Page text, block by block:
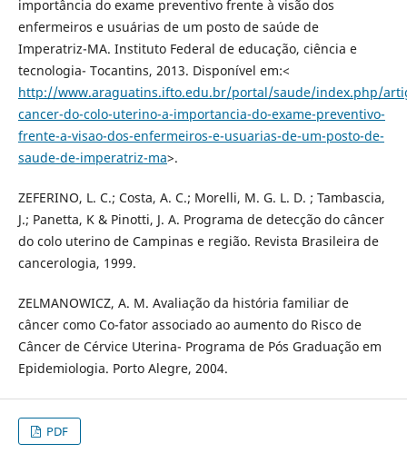
importância do exame preventivo frente à visão dos
enfermeiros e usuárias de um posto de saúde de
Imperatriz-MA. Instituto Federal de educação, ciência e
tecnologia- Tocantins, 2013. Disponível em:<
http://www.araguatins.ifto.edu.br/portal/saude/index.php/
cancer-do-colo-uterino-a-importancia-do-exame-preventivo-
frente-a-visao-dos-enfermeiros-e-usuarias-de-um-posto-de-
saude-de-imperatriz-ma>.
ZEFERINO, L. C.; Costa, A. C.; Morelli, M. G. L. D. ; Tambascia,
J.; Panetta, K & Pinotti, J. A. Programa de detecção do câncer
do colo uterino de Campinas e região. Revista Brasileira de
cancerologia, 1999.
ZELMANOWICZ, A. M. Avaliação da história familiar de
câncer como Co-fator associado ao aumento do Risco de
Câncer de Cérvice Uterina- Programa de Pós Graduação em
Epidemiologia. Porto Alegre, 2004.
PDF